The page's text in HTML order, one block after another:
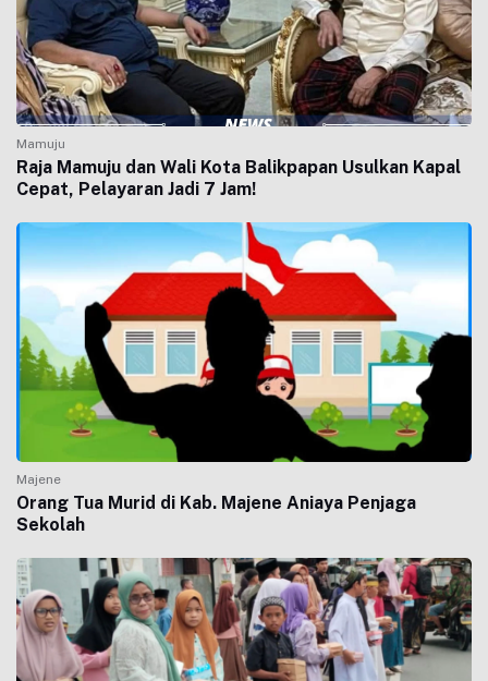
Mamuju
Raja Mamuju dan Wali Kota Balikpapan Usulkan Kapal
Cepat, Pelayaran Jadi 7 Jam!
Majene
Orang Tua Murid di Kab. Majene Aniaya Penjaga
Sekolah